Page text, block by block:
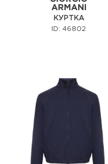
ARMANI
КУРТКА
ID: 46802